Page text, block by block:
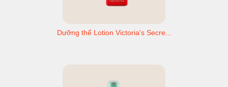
Dưỡng thể Lotion Victoria's Secre...